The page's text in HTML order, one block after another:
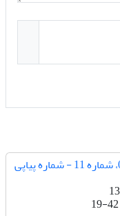
دوره 0، شماره 11 - شماره پیاپی
19-42